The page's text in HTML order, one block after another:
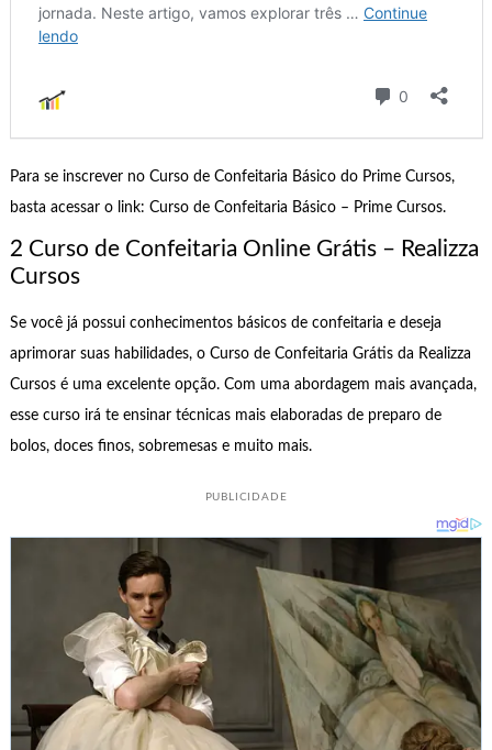
Para se inscrever no Curso de Confeitaria Básico do Prime Cursos,
basta acessar o link: Curso de Confeitaria Básico – Prime Cursos.
2 Curso de Confeitaria Online Grátis – Realizza
Cursos
Se você já possui conhecimentos básicos de confeitaria e deseja
aprimorar suas habilidades, o Curso de Confeitaria Grátis da Realizza
Cursos é uma excelente opção. Com uma abordagem mais avançada,
esse curso irá te ensinar técnicas mais elaboradas de preparo de
bolos, doces finos, sobremesas e muito mais.
PUBLICIDADE